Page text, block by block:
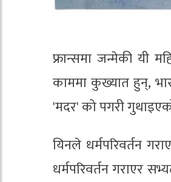
फ्रान्समा जन्मेकी यी
काममा कुख्यात हुन्,
'मदर' को पगरी
यिनले धर्मपरिवर्तन
धर्मपरिवर्तन गराएर